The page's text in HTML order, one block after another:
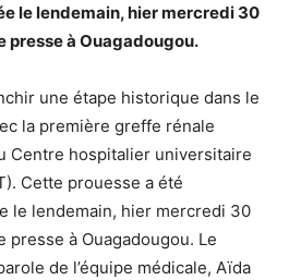
le lendemain, hier mercredi 30
presse à Ouagadougou.
une étape historique dans le
la première greffe rénale
Centre hospitalier universitaire
Cette prouesse a été
le lendemain, hier mercredi 30
presse à Ouagadougou. Le
de l’équipe médicale, Aïda